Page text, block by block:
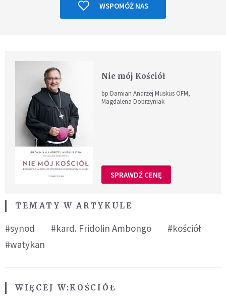
WSPOMÓŻ NAS
Nie mój Kościół
bp Damian Andrzej Muskus OFM,
Magdalena Dobrzyniak
SPRAWDŹ CENĘ
TEMATY W ARTYKULE
#synod #kard. Fridolin Ambongo
#kościół
#watykan
WIĘCEJ W:KOŚCIÓŁ